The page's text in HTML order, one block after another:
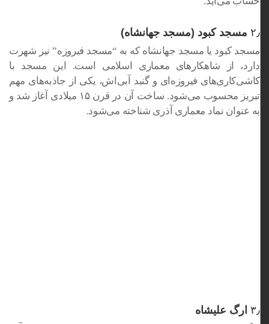
۲٫ مسجد کبود (مسجد جهانشاه)
مسجد کبود یا مسجد جهانشاه که به “مسجد فیروزه” نیز شهرت
دارد، از شاهکارهای معماری اسلامی است. این مسجد با
کاشی‌کاری‌های فیروزه‌ای و گنبد آبی‌اش، یکی از جاذبه‌های مهم
تبریز محسوب می‌شود. ساخت آن در قرن ۱۵ میلادی آغاز شد و
به عنوان نماد معماری آذری شناخته می‌شود.
۳٫ ارگ علیشاه